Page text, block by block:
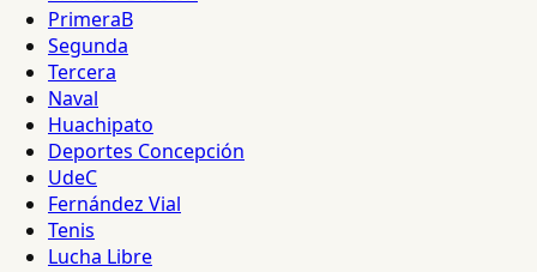
PrimeraB
Segunda
Tercera
Naval
Huachipato
Deportes Concepción
UdeC
Fernández Vial
Tenis
Lucha Libre